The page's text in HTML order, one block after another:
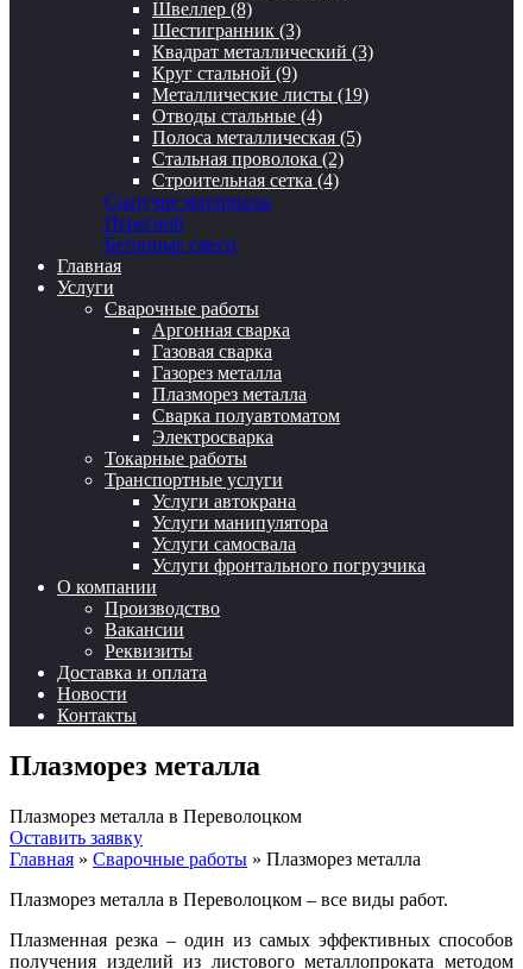
Швеллер (8)
Шестигранник (3)
Квадрат металлический (3)
Круг стальной (9)
Металлические листы (19)
Отводы стальные (4)
Полоса металлическая (5)
Стальная проволока (2)
Строительная сетка (4)
Сыпучие материалы
Перегной
Бетонные смеси
Главная
Услуги
Сварочные работы
Аргонная сварка
Газовая сварка
Газорез металла
Плазморез металла
Сварка полуавтоматом
Электросварка
Токарные работы
Транспортные услуги
Услуги автокрана
Услуги манипулятора
Услуги самосвала
Услуги фронтального погрузчика
О компании
Производство
Вакансии
Реквизиты
Доставка и оплата
Новости
Контакты
Плазморез металла
Плазморез металла в Переволоцком
Оставить заявку
Главная » Сварочные работы » Плазморез металла
Плазморез металла в Переволоцком – все виды работ.
Плазменная резка – один из самых эффективных способов
получения изделий из листового металлопроката методом